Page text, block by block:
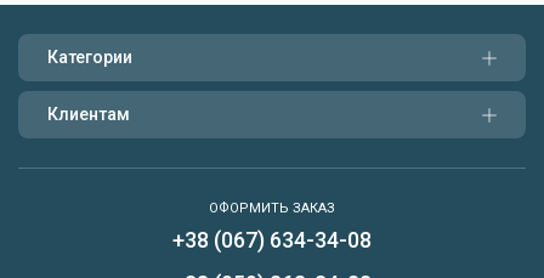
Категории
Клиентам
ОФОРМИТЬ ЗАКАЗ
+38 (067) 634-34-08